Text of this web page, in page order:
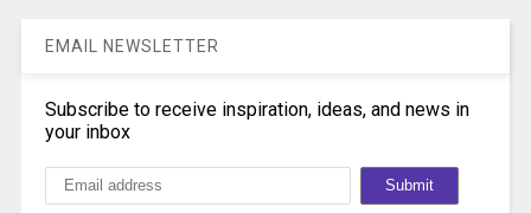
EMAIL NEWSLETTER
Subscribe to receive inspiration, ideas, and news in
your inbox